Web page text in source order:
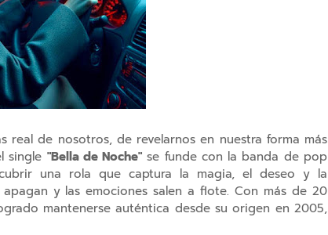
real de nosotros, de revelarnos en nuestra forma más
single "Bella de Noche" se funde con la banda de pop
una rola que captura la magia, el deseo y la
y las emociones salen a flote. Con más de 20
mantenerse auténtica desde su origen en 2005,